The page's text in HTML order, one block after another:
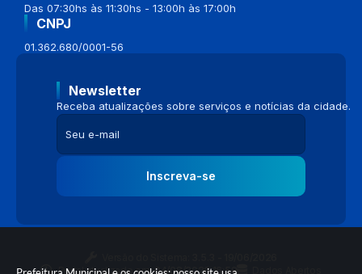
Das 07:30hs às 11:30hs - 13:00h às 17:00h
CNPJ
01.362.680/0001-56
Newsletter
Receba atualizações sobre serviços e notícias da cidade.
Inscreva-se
Portal atualizado em:04/08/2026 16:58